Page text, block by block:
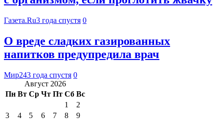
Газета.Ru3 года спустя 0
О вреде сладких газированных
напитков предупредила врач
Мир243 года спустя 0
Август 2026
Пн Вт Ср Чт Пт Сб Вс
1
2
3
4 5 6 7 8
9